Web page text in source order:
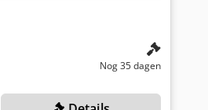
Nog 35 dagen